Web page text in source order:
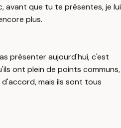
avant que tu te présentes, je lui
plus.
présenter aujourd'hui, c'est
ont plein de points communs,
d'accord, mais ils sont tous